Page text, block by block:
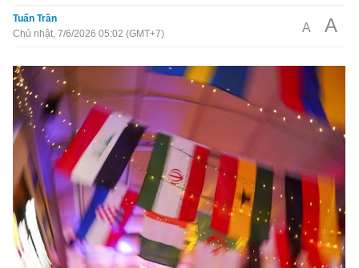
Tuấn Trần
Chủ nhật, 7/6/2026 05:02 (GMT+7)
A A